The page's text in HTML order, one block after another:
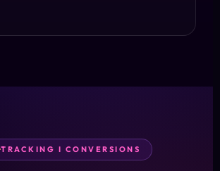
TRACKING I CONVERSIONS